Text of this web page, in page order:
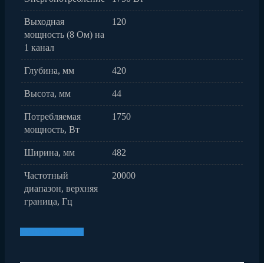
Выходная
мощность (8 Ом) на
1 канал
120
Глубина, мм 420
Высота, мм 44
Потребляемая
мощность, Вт
1750
Ширина, мм 482
Частотный
диапазон, верхняя
граница, Гц
20000